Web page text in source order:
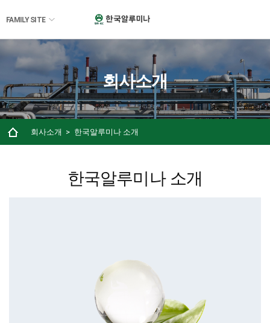
FAMILY SITE
회사소개
회사소개 한국알루미나 소개
한국알루미나 소개